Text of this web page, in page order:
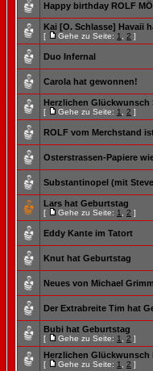
Happy birthday ROLF
Kai [O. Schlasse] Havaii
[ Gehe zu Seite: 1 2 ]
Duo Infernal
Carola hat gewonnen!
Herzlichen Glückwunsch
[ Gehe zu Seite: 1 2 ]
ROLF vom Merchstand
Osterstrassen-Papiere
Substantinopel (mit
Lars hat Geburtstag
[ Gehe zu Seite: 1 2 ]
Eddy Kante im Tatort
Knut hat Geburtstag
Neues von Michael Grimm
Der Extrabreite Tim hat
Bubi hat Geburtstag
[ Gehe zu Seite: 1 2 ]
Herzlichen Glückwunsch
[ Gehe zu Seite: 1 2 ]